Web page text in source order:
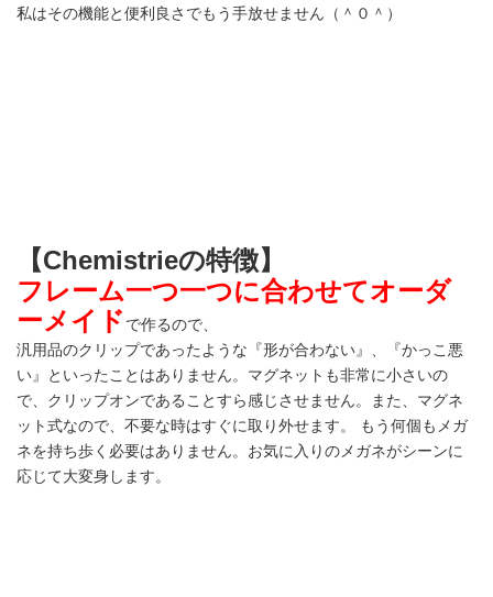
私はその機能と便利良さでもう手放せません（＾０＾）
【Chemistrieの特徴】
フレーム一つ一つに合わせてオーダ
ーメイド で作るので、
汎用品のクリップであったような『形が合わない』、『かっこ悪
い』といったことはありません。マグネットも非常に小さいの
で、クリップオンであることすら感じさせません。また、マグネ
ット式なので、不要な時はすぐに取り外せます。 もう何個もメガ
ネを持ち歩く必要はありません。お気に入りのメガネがシーンに
応じて大変身します。